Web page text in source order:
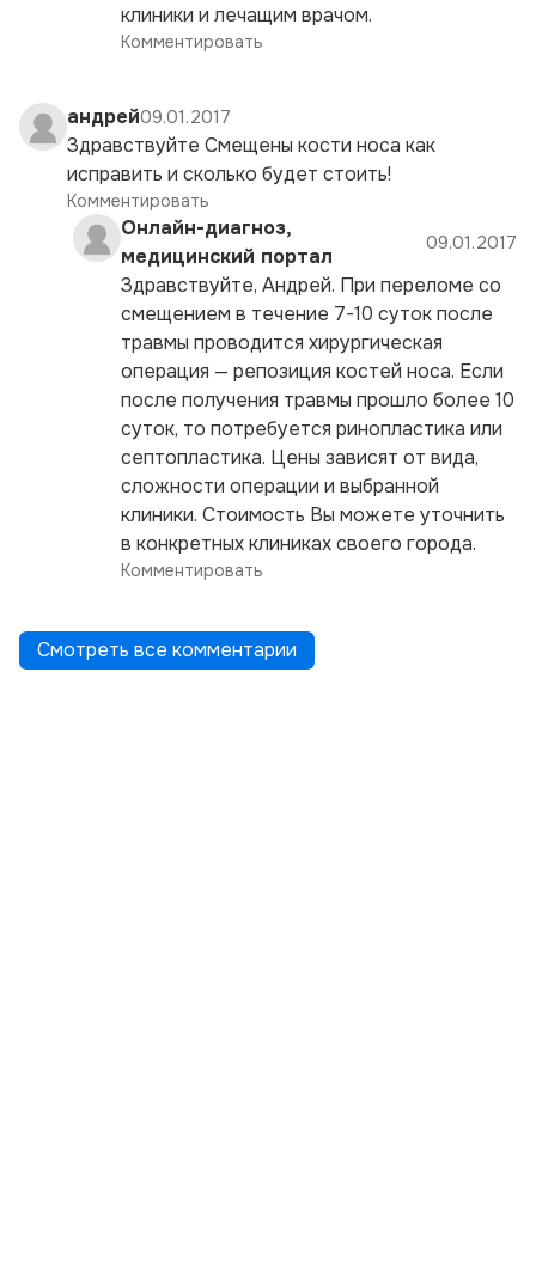
клиники и лечащим врачом.
Комментировать
андрей09.01.2017
Здравствуйте Смещены кости носа как
исправить и сколько будет стоить!
Комментировать
Онлайн-диагноз,
медицинский портал
09.01.2017
Здравствуйте, Андрей. При переломе со
смещением в течение 7-10 суток после
травмы проводится хирургическая
операция — репозиция костей носа. Если
после получения травмы прошло более 10
суток, то потребуется ринопластика или
септопластика. Цены зависят от вида,
сложности операции и выбранной
клиники. Стоимость Вы можете уточнить
в конкретных клиниках своего города.
Комментировать
Смотреть все комментарии